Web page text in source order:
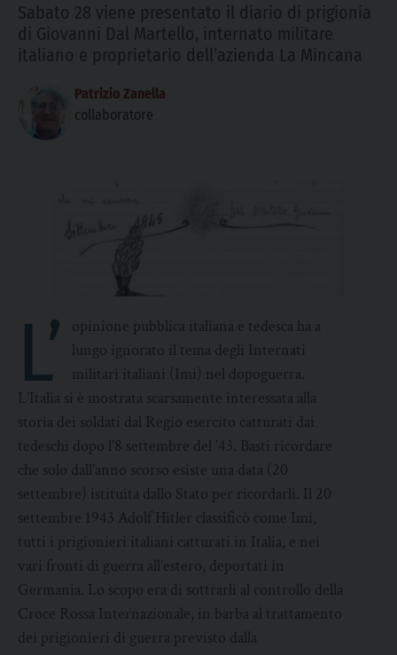
Sabato 28 viene presentato il diario di prigionia
di Giovanni Dal Martello, internato militare
italiano e proprietario dell’azienda La Mincana
Patrizio Zanella
collaboratore
L’
opinione pubblica italiana e tedesca ha a
lungo ignorato il tema degli Internati
militari italiani (Imi) nel dopoguerra.
L’Italia si è mostrata scarsamente interessata alla
storia dei soldati dal Regio esercito catturati dai
tedeschi dopo l’8 settembre del ’43. Basti ricordare
che solo dall’anno scorso esiste una data (20
settembre) istituita dallo Stato per ricordarli. Il 20
settembre 1943 Adolf Hitler classificò come Imi,
tutti i prigionieri italiani catturati in Italia, e nei
vari fronti di guerra all’estero, deportati in
Germania. Lo scopo era di sottrarli al controllo della
Croce Rossa Internazionale, in barba al trattamento
dei prigionieri di guerra previsto dalla